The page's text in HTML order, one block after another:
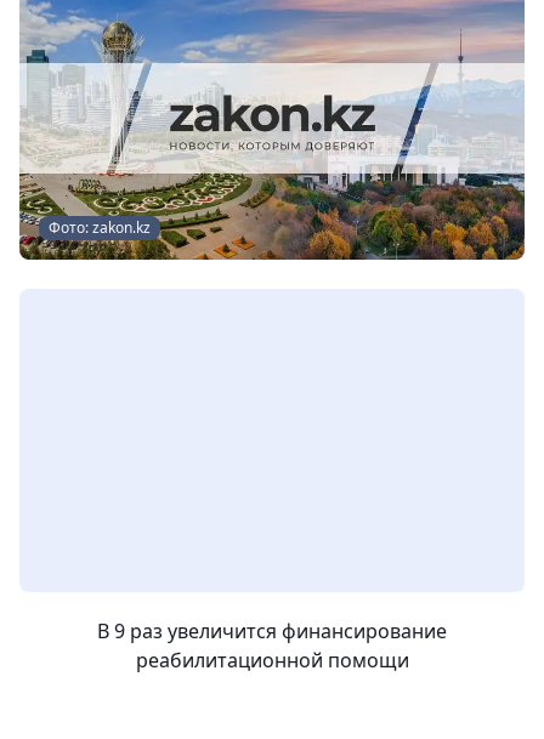
Фото: zakon.kz
В 9 раз увеличится финансирование
реабилитационной помощи